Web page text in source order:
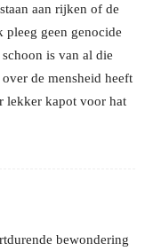
aan rijken of de
geen genocide
is van al die
de mensheid heeft
lekker kapot voor hat
bewondering